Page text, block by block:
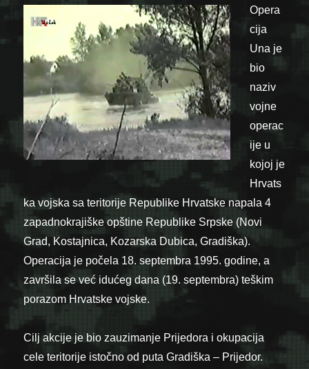
Opera
cija
Una je
bio
naziv
vojne
operac
ije u
kojoj je
Hrvats
ka vojska sa teritorije Republike Hrvatske napala 4
zapadnokrajiške opštine Republike Srpske (Novi
Grad, Kostajnica, Kozarska Dubica, Gradiška).
Operacija je počela 18. septembra 1995. godine, a
završila se već idućeg dana (19. septembra) teškim
porazom Hrvatske vojske.
Cilj akcije je bio zauzimanje Prijedora i okupacija
cele teritorije istočno od puta Gradiška – Prijedor.